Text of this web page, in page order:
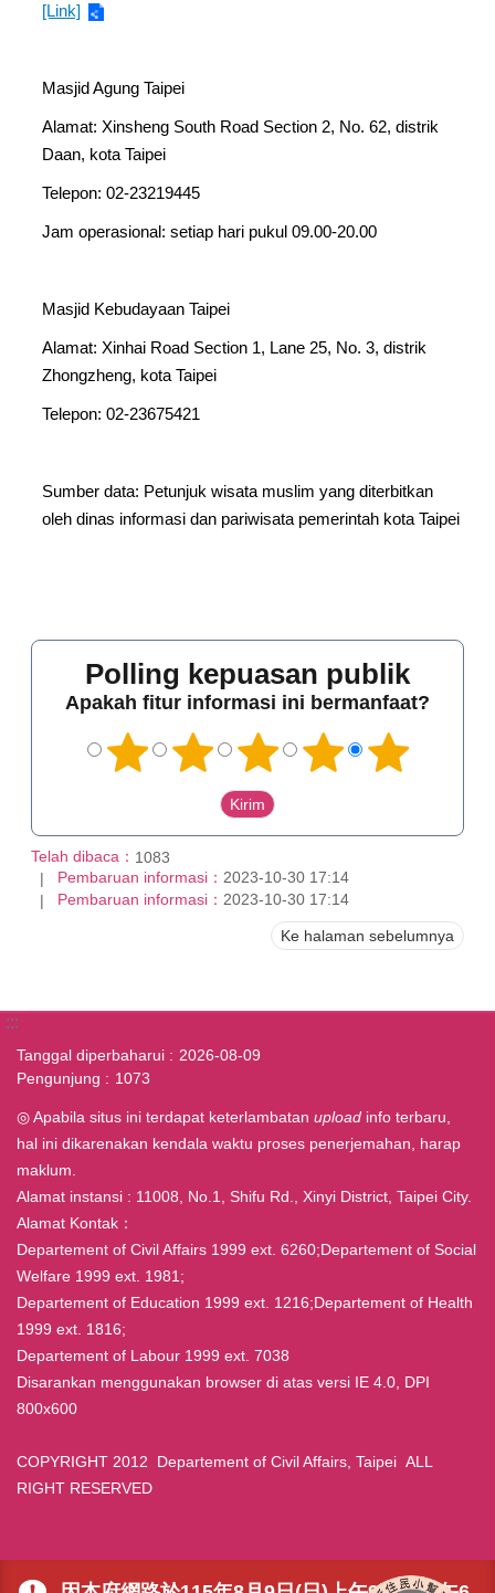
[Link]
Masjid Agung Taipei
Alamat: Xinsheng South Road Section 2, No. 62, distrik
Daan, kota Taipei
Telepon: 02-23219445
Jam operasional: setiap hari pukul 09.00-20.00
Masjid Kebudayaan Taipei
Alamat: Xinhai Road Section 1, Lane 25, No. 3, distrik
Zhongzheng, kota Taipei
Telepon: 02-23675421
Sumber data: Petunjuk wisata muslim yang diterbitkan
oleh dinas informasi dan pariwisata pemerintah kota Taipei
Polling kepuasan publik
Apakah fitur informasi ini bermanfaat?
Telah dibaca： 1083
Pembaruan informasi： 2023-10-30 17:14
Pembaruan informasi： 2023-10-30 17:14
Ke halaman sebelumnya
:::
Tanggal diperbaharui
2026-08-09
Pengunjung
1073
◎ Apabila situs ini terdapat keterlambatan upload info terbaru,
hal ini dikarenakan kendala waktu proses penerjemahan, harap
maklum.
Alamat instansi : 11008, No.1, Shifu Rd., Xinyi District, Taipei City.
Alamat Kontak：
Departement of Civil Affairs 1999 ext. 6260;Departement of Social
Welfare 1999 ext. 1981;
Departement of Education 1999 ext. 1216;Departement of Health
1999 ext. 1816;
Departement of Labour 1999 ext. 7038
Disarankan menggunakan browser di atas versi IE 4.0, DPI
800x600
COPYRIGHT 2012 Departement of Civil Affairs, Taipei ALL
RIGHT RESERVED